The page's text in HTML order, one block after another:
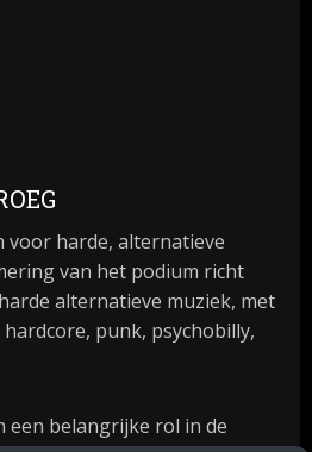
voor harde, alternatieve
van het podium richt
alternatieve muziek, met
punk, psychobilly,
een belangrijke rol in de